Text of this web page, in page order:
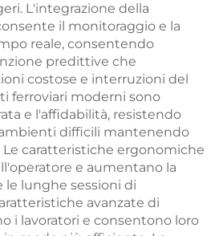
L'integrazione della
il monitoraggio e la
reale, consentendo
predittive che
costose e interruzioni del
ferroviari moderni sono
e l'affidabilità, resistendo
difficili mantenendo
caratteristiche ergonomiche
e aumentano la
lunghe sessioni di
avanzate di
i lavoratori e consentono loro